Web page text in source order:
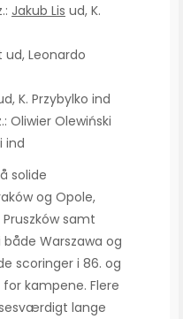
Jakub Lis ud, K.
ud, Leonardo
K. Przybylko ind
Oliwier Olewiński
ind
solide
og Opole,
samt
Warszawa og
scoringer i 86. og
kampene. Flere
lange